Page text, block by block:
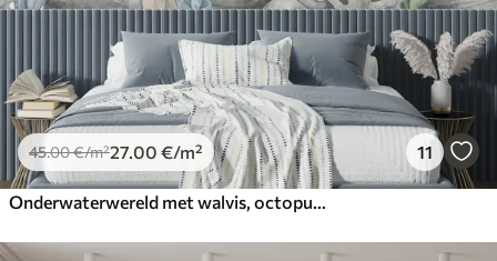
45.00€/m²27 .00 €/m² 11